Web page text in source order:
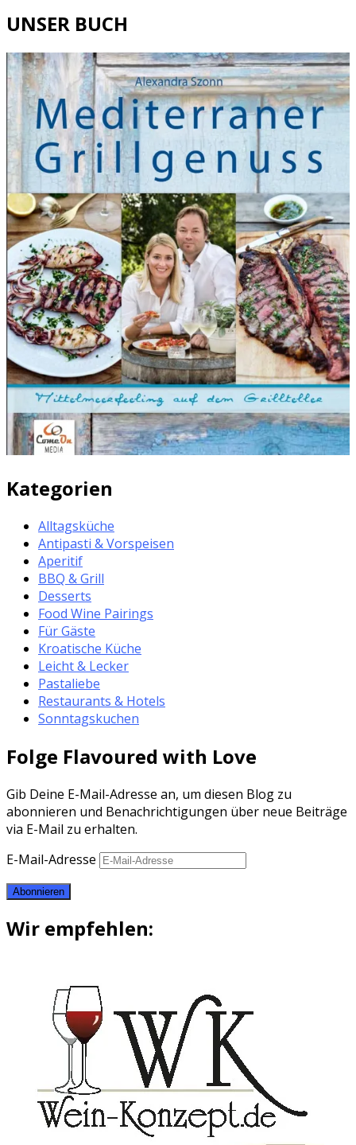
UNSER BUCH
Kategorien
Alltagsküche
Antipasti & Vorspeisen
Aperitif
BBQ & Grill
Desserts
Food Wine Pairings
Für Gäste
Kroatische Küche
Leicht & Lecker
Pastaliebe
Restaurants & Hotels
Sonntagskuchen
Folge Flavoured with Love
Gib Deine E-Mail-Adresse an, um diesen Blog zu
abonnieren und Benachrichtigungen über neue Beiträge
via E-Mail zu erhalten.
E-Mail-Adresse
Abonnieren
Wir empfehlen: